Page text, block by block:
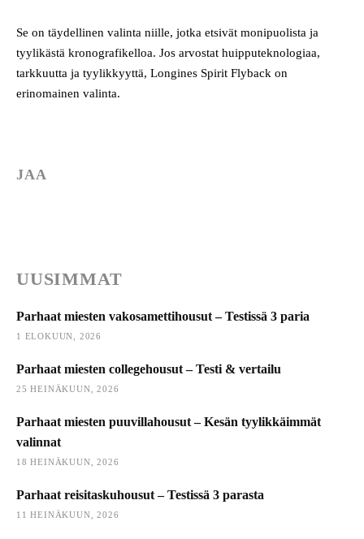
Se on täydellinen valinta niille, jotka etsivät monipuolista ja
tyylikästä kronografikelloa. Jos arvostat huipputeknologiaa,
tarkkuutta ja tyylikkyyttä, Longines Spirit Flyback on
erinomainen valinta.
JAA
UUSIMMAT
Parhaat miesten vakosamettihousut – Testissä 3 paria
1 ELOKUUN, 2026
Parhaat miesten collegehousut – Testi & vertailu
25 HEINÄKUUN, 2026
Parhaat miesten puuvillahousut – Kesän tyylikkäimmät
valinnat
18 HEINÄKUUN, 2026
Parhaat reisitaskuhousut – Testissä 3 parasta
11 HEINÄKUUN, 2026